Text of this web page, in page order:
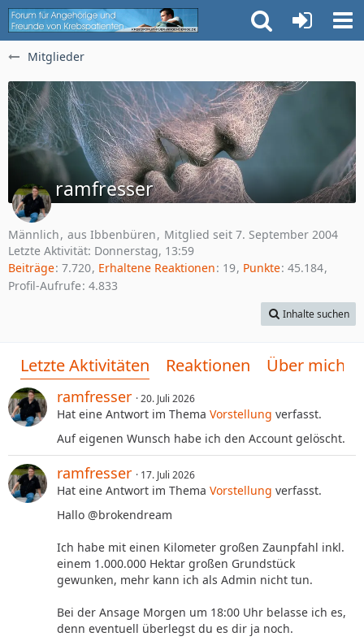
Mitglieder
ramfresser
Männlich aus Ibbenbüren
Mitglied seit 7. September 2004
Letzte Aktivität: Donnerstag, 13:59
Beiträge 7.720 Erhaltene Reaktionen 19 Punkte 45.184
Profil-Aufrufe 4.833
Inhalte suchen
Letzte Aktivitäten Reaktionen Über mich
ramfresser 20. Juli 2026
Hat eine Antwort im Thema Vorstellung verfasst.
Auf eigenen Wunsch habe ich den Account gelöscht.
ramfresser 17. Juli 2026
Hat eine Antwort im Thema Vorstellung verfasst.
Hallo @brokendream
Ich habe mit einen Kilometer großen Zaunpfahl inkl.
einem 1.000.000 Hektar großen Grundstück
gewunken, mehr kann ich als Admin nicht tun.
Bei der Ansage Morgen um 18:00 Uhr belasse ich es,
denn eventuell überlegst du es dir ja noch.